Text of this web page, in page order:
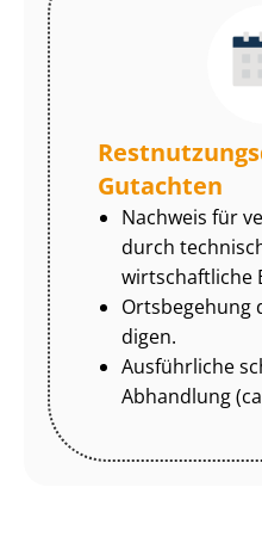
Gutachten
Nachweis für
durch
wirtschaftliche
Ortsbegehung
di­gen.
Ausführliche
Abhandlung